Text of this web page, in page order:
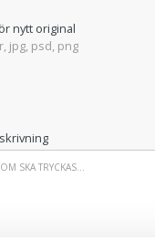
nytt original
jpg, psd, png